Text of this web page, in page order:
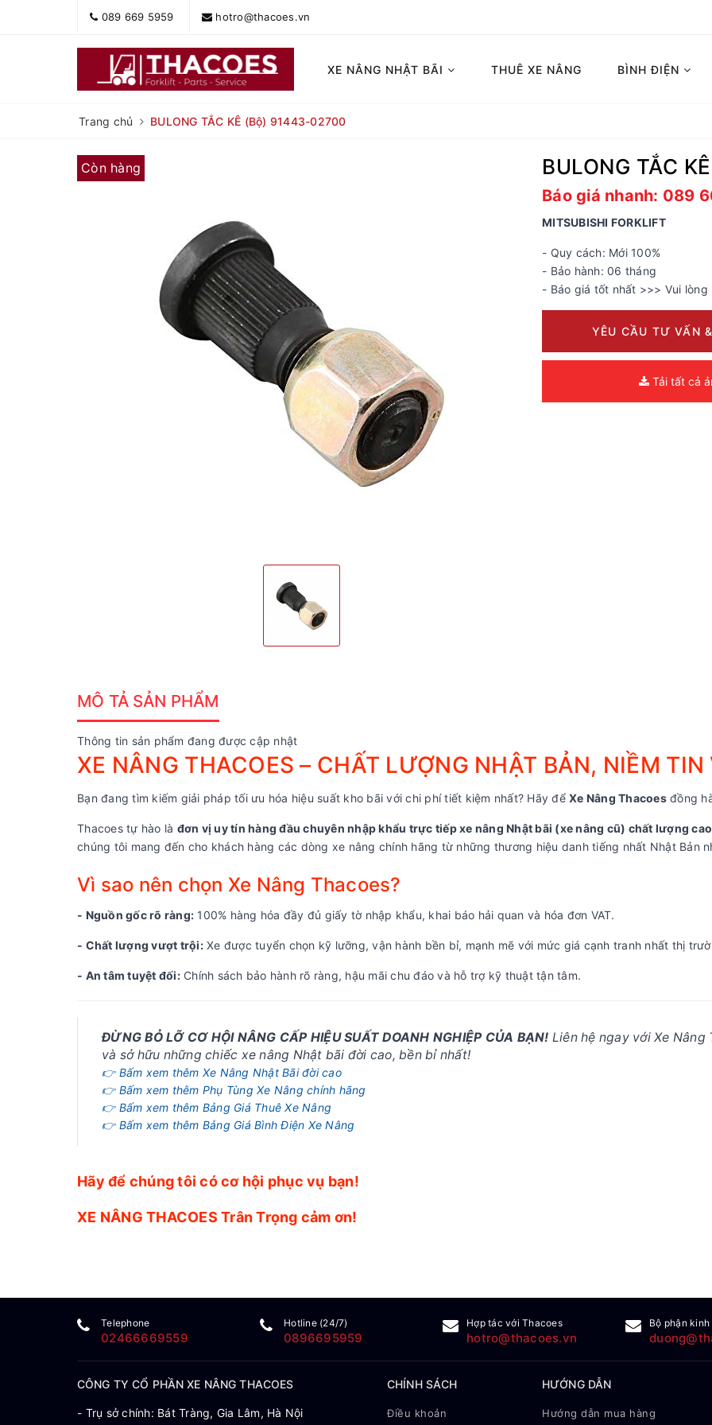
089 669 5959 hotro@thacoes.vn
XE NÂNG NHẬT BÃI THUÊ XE NÂNG BÌNH ĐIỆN
Trang chủ BULONG TẮC KÊ (Bộ) 91443-02700
Còn hàng BULONG TẮC
Báo giá nhanh: 089
MITSUBISHI FORKLIFT
- Quy cách: Mới 100%
- Bảo hành: 06 tháng
- Báo giá tốt nhất >>> Vui
YÊU CẦU TƯ VẤN
Tải tất cả
MÔ TẢ SẢN PHẨM
Thông tin sản phẩm đang được cập nhật
XE NÂNG THACOES – CHẤT LƯỢNG NHẬT BẢN, NIỀM
Bạn đang tìm kiếm giải pháp tối ưu hóa hiệu suất kho bãi với chi phí tiết kiệm nhất? Hãy để Xe Nâng Thacoesđồng
Thacoes tự hào là đơn vị uy tín hàng đầu chuyên nhập khẩu trực tiếp xe nâng Nhật bãi (xe nâng cũ) chất lượng cao
chúng tôi mang đến cho khách hàng các dòng xe nâng chính hãng từ những thương hiệu danh tiếng nhất Nhật Bản
Vì sao nên chọn Xe Nâng Thacoes?
- Nguồn gốc rõ ràng: 100% hàng hóa đầy đủ giấy tờ nhập khẩu, khai báo hải quan và hóa đơn VAT.
- Chất lượng vượt trội:Xe được tuyển chọn kỹ lưỡng, vận hành bền bỉ, mạnh mẽ với mức giá cạnh tranh nhất thị
- An tâm tuyệt đối:Chính sách bảo hành rõ ràng, hậu mãi chu đáo và hỗ trợ kỹ thuật tận tâm.
ĐỪNG BỎ LỠ CƠ HỘI NÂNG CẤP HIỆU SUẤT DOANH NGHIỆP CỦA BẠN! Liên hệ ngay với Xe
và sở hữu những chiếc xe nâng Nhật bãi đời cao, bền bỉ nhất!
👉 Bấm xem thêm Xe Nâng Nhật Bãi đời cao
👉 Bấm xem thêm Phụ Tùng Xe Nâng chính hãng
👉 Bấm xem thêm Bảng Giá Thuê Xe Nâng
👉 Bấm xem thêm Bảng Giá Bình Điện Xe Nâng
Hãy để chúng tôi có cơ hội phục vụ bạn!
XE NÂNG THACOES Trân Trọng cảm ơn!
Telephone
02466669559
Hotline (24/7)
0896695959
Hợp tác với Thacoes
hotro@thacoes.vn
Bộ phận
CÔNG TY CỔ PHẦN XE NÂNG THACOES
- Trụ sở chính: Bát Tràng, Gia Lâm, Hà Nội
CHÍNH SÁCH
Điều khoản
HƯỚNG DẪN
Hướng dẫn mua hàng